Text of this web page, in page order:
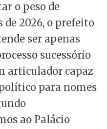
o peso de
de 2026, o prefeito
ser apenas
sucessório
articulador capaz
para nomes
ao Palácio